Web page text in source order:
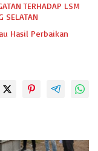
TERHADAP LSM
SELATAN
Hasil Perbaikan